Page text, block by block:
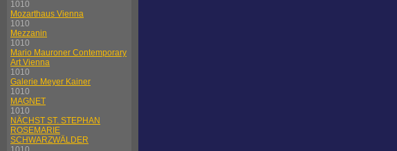
1010
Mozarthaus Vienna
1010
Mezzanin
1010
Mario Mauroner Contemporary
Art Vienna
1010
Galerie Meyer Kainer
1010
MAGNET
1010
NÄCHST ST. STEPHAN
ROSEMARIE
SCHWARZWÄLDER